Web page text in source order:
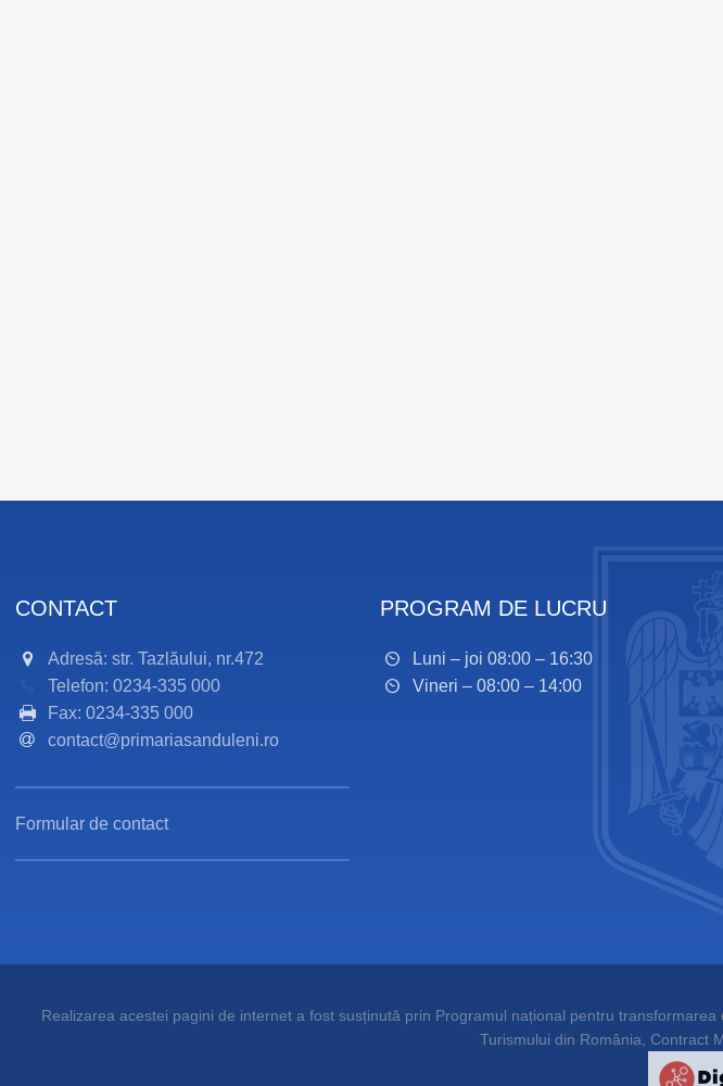
CONTACT
Adresă: str. Tazlăului, nr.472
Telefon: 0234-335 000
Fax: 0234-335 000
contact@primariasanduleni.ro
Formular de contact
PROGRAM DE LUCRU
Luni – joi 08:00 – 16:30
Vineri – 08:00 – 14:00
Realizarea acestei pagini de internet a fost susținută prin Programul național pentru
Turismului din România, Contract